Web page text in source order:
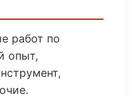
работ по
опыт,